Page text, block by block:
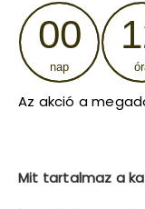
9
00
nap
Az akció a
Mit tartalmaz a